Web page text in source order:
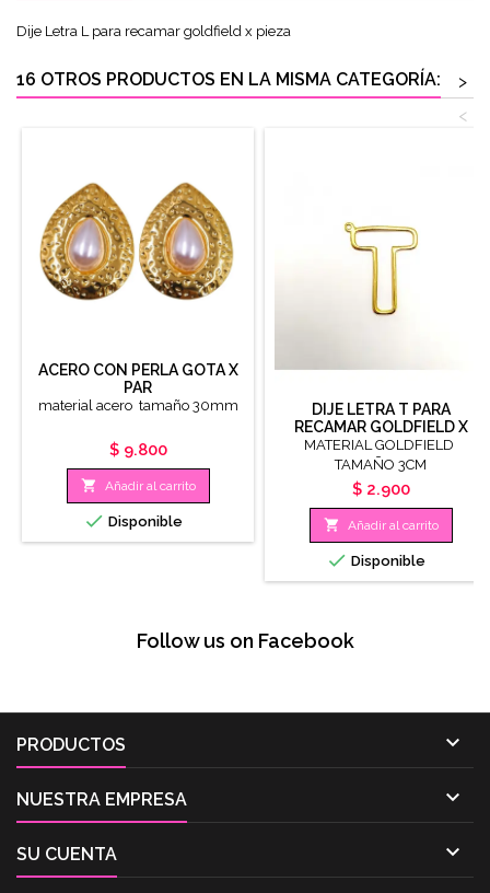
Dije Letra L para recamar goldfield x pieza
16 OTROS PRODUCTOS EN LA MISMA CATEGORÍA:
>
<
ACERO CON PERLA GOTA X
PAR
material acero tamaño 30mm
Precio
$ 9.800
 Añadir al carrito
 Disponible
DIJE LETRA T PARA
RECAMAR GOLDFIELD X
PIEZA
MATERIAL GOLDFIELD
TAMAÑO 3CM
Precio
$ 2.900
 Añadir al carrito
 Disponible
Follow us on Facebook
PRODUCTOS 
NUESTRA EMPRESA 
SU CUENTA 